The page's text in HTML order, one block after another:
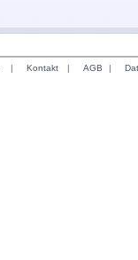
| Kontakt | AGB |